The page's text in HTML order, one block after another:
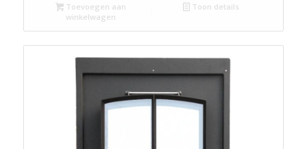
Toevoegen aan
winkelwagen
Toon details